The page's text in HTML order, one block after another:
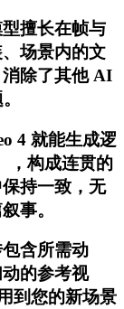
擅长在帧与
场景内的文
除了其他 AI
4 就能生成逻
，构成连贯的
持一致，无
事。
含所需动
的参考视
到您的新场景